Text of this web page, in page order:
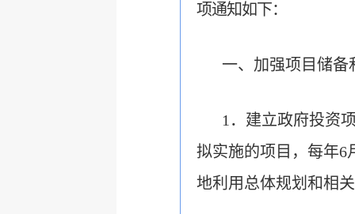
项通知如下：
一、加强项目储备
1．建立政府投资
拟实施的项目，每年6
地利用总体规划和相